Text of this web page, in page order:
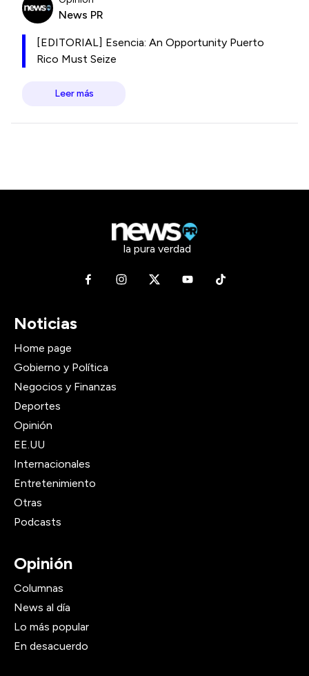
News PR
[EDITORIAL] Esencia: An Opportunity Puerto
Rico Must Seize
Leer más
la pura verdad
Noticias
Home page
Gobierno y Política
Negocios y Finanzas
Deportes
Opinión
EE.UU
Internacionales
Entretenimiento
Otras
Podcasts
Opinión
Columnas
News al día
Lo más popular
En desacuerdo